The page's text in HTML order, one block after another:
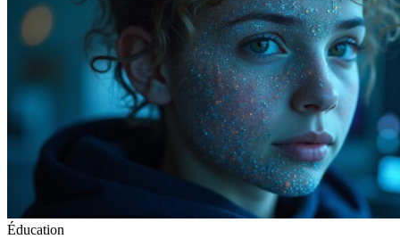
Éducation